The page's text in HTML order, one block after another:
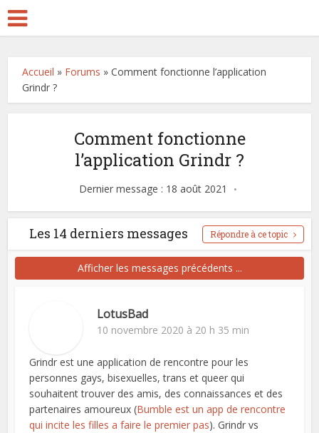
Accueil » Forums »Comment fonctionne l’application
Grindr ?
Comment fonctionne
l’application Grindr ?
Dernier message : 18 août 2021
Les 14 derniers messages Répondre à ce topic
Afficher les messages précédents ...
LotusBad
10 novembre 2020 à 20 h 35 min
Grindr est une application de rencontre pour les
personnes gays, bisexuelles, trans et queer qui
souhaitent trouver des amis, des connaissances et des
partenaires amoureux (Bumble est un app de rencontre
qui incite les filles a faire le premier pas). Grindr vs